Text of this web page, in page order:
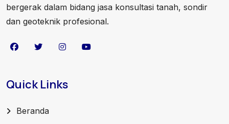
bergerak dalam bidang jasa konsultasi tanah, sondir
dan geoteknik profesional.
Quick Links
Beranda